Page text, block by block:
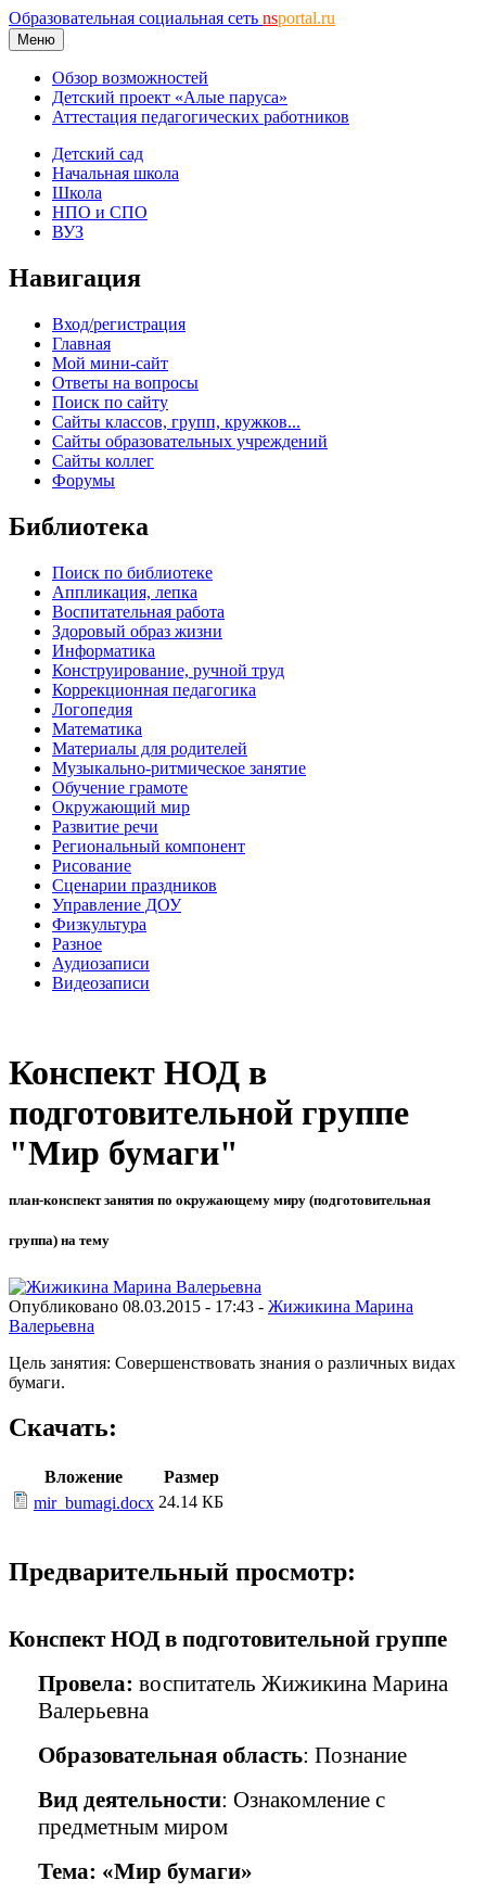
Образовательная социальная сеть nsportal.ru
Меню
Обзор возможностей
Детский проект «Алые паруса»
Аттестация педагогических работников
Детский сад
Начальная школа
Школа
НПО и СПО
ВУЗ
Навигация
Вход/регистрация
Главная
Мой мини-сайт
Ответы на вопросы
Поиск по сайту
Сайты классов, групп, кружков...
Сайты образовательных учреждений
Сайты коллег
Форумы
Библиотека
Поиск по библиотеке
Аппликация, лепка
Воспитательная работа
Здоровый образ жизни
Информатика
Конструирование, ручной труд
Коррекционная педагогика
Логопедия
Математика
Материалы для родителей
Музыкально-ритмическое занятие
Обучение грамоте
Окружающий мир
Развитие речи
Региональный компонент
Рисование
Сценарии праздников
Управление ДОУ
Физкультура
Разное
Аудиозаписи
Видеозаписи
Конспект НОД в
подготовительной группе
"Мир бумаги"
план-конспект занятия по окружающему миру (подготовительная
группа) на тему
Опубликовано 08.03.2015 - 17:43 - Жижикина Марина
Валерьевна
Цель занятия: Совершенствовать знания о различных видах
бумаги.
Скачать:
Вложение
Размер
mir_bumagi.docx 24.14 КБ
Предварительный просмотр:
Конспект НОД в подготовительной группе
Провела: воспитатель Жижикина Марина
Валерьевна
Образовательная область: Познание
Вид деятельности: Ознакомление с
предметным миром
Тема: «Мир бумаги»